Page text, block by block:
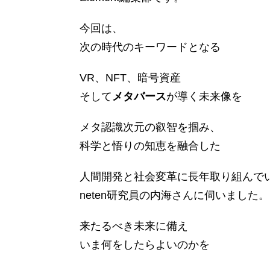
今回は、
次の時代のキーワードとなる
VR、NFT、暗号資産
そしてメタバースが導く未来像を
メタ認識次元の叡智を掴み、
科学と悟りの知恵を融合した
人間開発と社会変革に長年取り組んで
neten研究員の内海さんに伺いました。
来たるべき未来に備え
いま何をしたらよいのかを